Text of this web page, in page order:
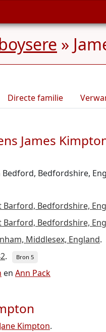
»
Directe familie
James
Bedford, Bedfordshire,
Barford, Bedfordshire,
Barford, Bedfordshire,
Middlesex, England.
. Bron 5
en Ann Pack
Jane Kimpton.